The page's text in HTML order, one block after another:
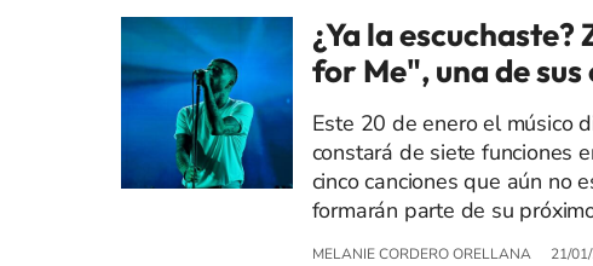
¿Ya la
for Me", una de
Este 20 de enero el músico
constará de siete funciones
cinco canciones que aún no
formarán parte de su
MELANIE CORDERO ORELLANA 21/